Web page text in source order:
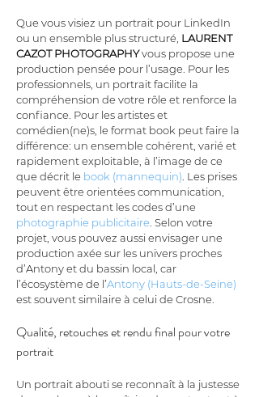
Que vous visiez un portrait pour LinkedIn
ou un ensemble plus structuré, LAURENT
CAZOT PHOTOGRAPHY vous propose une
production pensée pour l’usage. Pour les
professionnels, un portrait facilite la
compréhension de votre rôle et renforce la
confiance. Pour les artistes et
comédien(ne)s, le format book peut faire la
différence: un ensemble cohérent, varié et
rapidement exploitable, à l’image de ce
que décrit le book (mannequin) . Les prises
peuvent être orientées communication,
tout en respectant les codes d’une
photographie publicitaire . Selon votre
projet, vous pouvez aussi envisager une
production axée sur les univers proches
d’Antony et du bassin local, car
l’écosystème de l’Antony (Hauts-de-Seine)
est souvent similaire à celui de Crosne.
Qualité, retouches et rendu final pour votre
portrait
Un portrait abouti se reconnaît à la justesse